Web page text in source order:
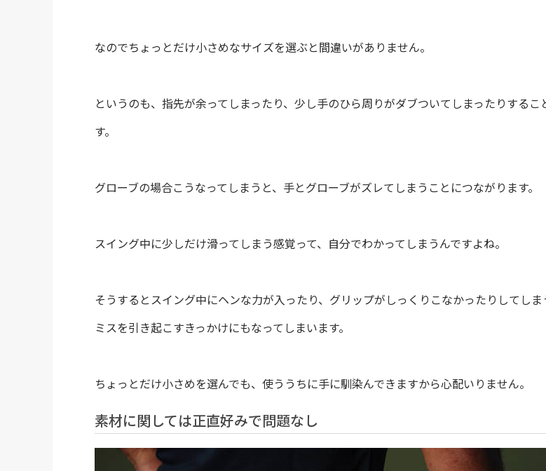
なのでちょっとだけ小さめなサイズを選ぶと間違いがありません。
というのも、指先が余ってしまったり、少し手のひら周りがダブついてしまったりするこ
す。
グローブの場合こうなってしまうと、手とグローブがズレてしまうことにつながります。
スイング中に少しだけ滑ってしまう感覚って、自分でわかってしまうんですよね。
そうするとスイング中にヘンな力が入ったり、グリップがしっくりこなかったりしてしま
ミスを引き起こすきっかけにもなってしまいます。
ちょっとだけ小さめを選んでも、使ううちに手に馴染んできますから心配いりません。
素材に関しては正直好みで問題なし